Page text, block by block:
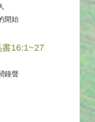
開始
16:1~27
鐘聲